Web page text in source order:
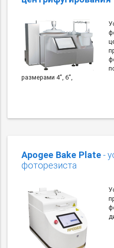
размерами 4”, 6”,
Apogee Bake Plate-
фоторезиста